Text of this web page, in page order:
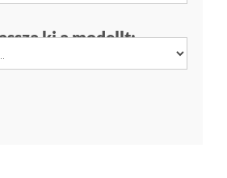
ki a modellt: